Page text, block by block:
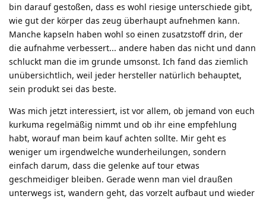
bin darauf gestoßen, dass es wohl riesige unterschiede gibt,
wie gut der körper das zeug überhaupt aufnehmen kann.
Manche kapseln haben wohl so einen zusatzstoff drin, der
die aufnahme verbessert... andere haben das nicht und dann
schluckt man die im grunde umsonst. Ich fand das ziemlich
unübersichtlich, weil jeder hersteller natürlich behauptet,
sein produkt sei das beste.
Was mich jetzt interessiert, ist vor allem, ob jemand von euch
kurkuma regelmäßig nimmt und ob ihr eine empfehlung
habt, worauf man beim kauf achten sollte. Mir geht es
weniger um irgendwelche wunderheilungen, sondern
einfach darum, dass die gelenke auf tour etwas
geschmeidiger bleiben. Gerade wenn man viel draußen
unterwegs ist, wandern geht, das vorzelt aufbaut und wieder